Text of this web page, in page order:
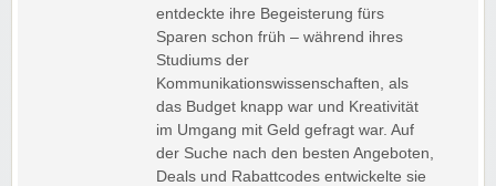
entdeckte ihre Begeisterung fürs
Sparen schon früh – während ihres
Studiums der
Kommunikationswissenschaften, als
das Budget knapp war und Kreativität
im Umgang mit Geld gefragt war. Auf
der Suche nach den besten Angeboten,
Deals und Rabattcodes entwickelte sie